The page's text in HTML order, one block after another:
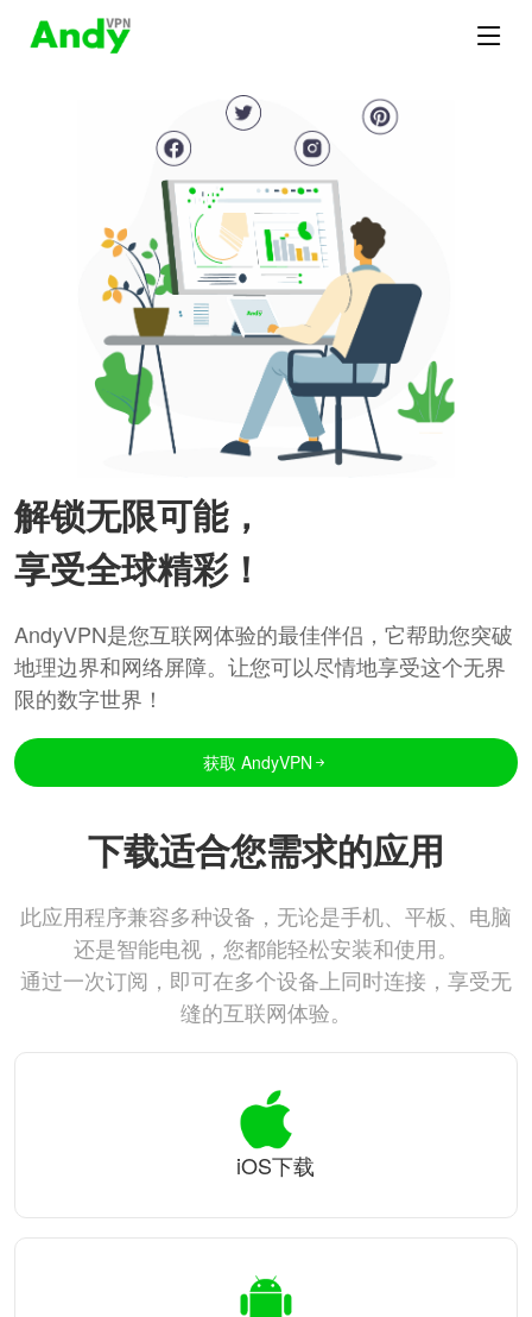
解锁无限可能，
享受全球精彩！
AndyVPN是您互联网体验的最佳伴侣，它帮助您突破
地理边界和网络屏障。让您可以尽情地享受这个无界
限的数字世界！
获取 AndyVPN
下载适合您需求的应用
此应用程序兼容多种设备，无论是手机、平板、电脑
还是智能电视，您都能轻松安装和使用。
通过一次订阅，即可在多个设备上同时连接，享受无
缝的互联网体验。
iOS下载